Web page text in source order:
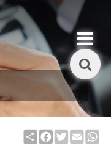
ShareFacebook
Twitter
Email